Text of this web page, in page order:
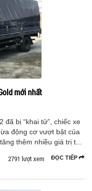
mới nhất
đã bị “khai tử”, chiếc xe
động cơ vượt bật của
thêm nhiều giá trị t...
ĐỌC TIẾP
2791 lượt xem